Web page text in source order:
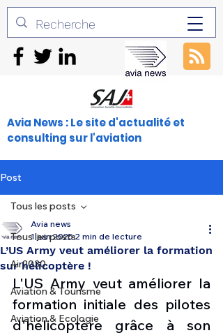
Avia News : Le site d'actualité et
consulting sur l'aviation
Post
Tous les posts
Air2030
Aviation & Tourisme
Aviation & Ecologie
Tous les posts
L’US Army veut améliorer la formation
sur hélicoptère !
Avia news
1 juin 2025 2 min de lecture
L'US Army veut améliorer la
formation initiale des pilotes
d'hélicoptère grâce à son